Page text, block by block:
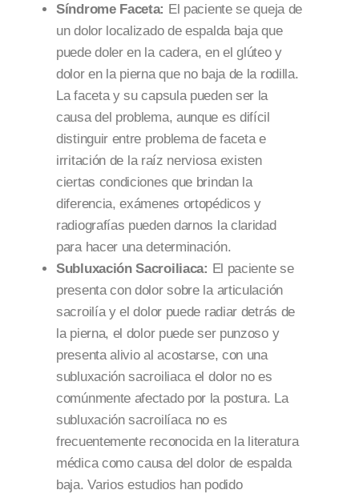
Síndrome Faceta: El paciente se queja de
un dolor localizado de espalda baja que
puede doler en la cadera, en el glúteo y
dolor en la pierna que no baja de la rodilla.
La faceta y su capsula pueden ser la
causa del problema, aunque es difícil
distinguir entre problema de faceta e
irritación de la raíz nerviosa existen
ciertas condiciones que brindan la
diferencia, exámenes ortopédicos y
radiografías pueden darnos la claridad
para hacer una determinación.
Subluxación Sacroiliaca: El paciente se
presenta con dolor sobre la articulación
sacroilía y el dolor puede radiar detrás de
la pierna, el dolor puede ser punzoso y
presenta alivio al acostarse, con una
subluxación sacroiliaca el dolor no es
comúnmente afectado por la postura. La
subluxación sacroilíaca no es
frecuentemente reconocida en la literatura
médica como causa del dolor de espalda
baja. Varios estudios han podido